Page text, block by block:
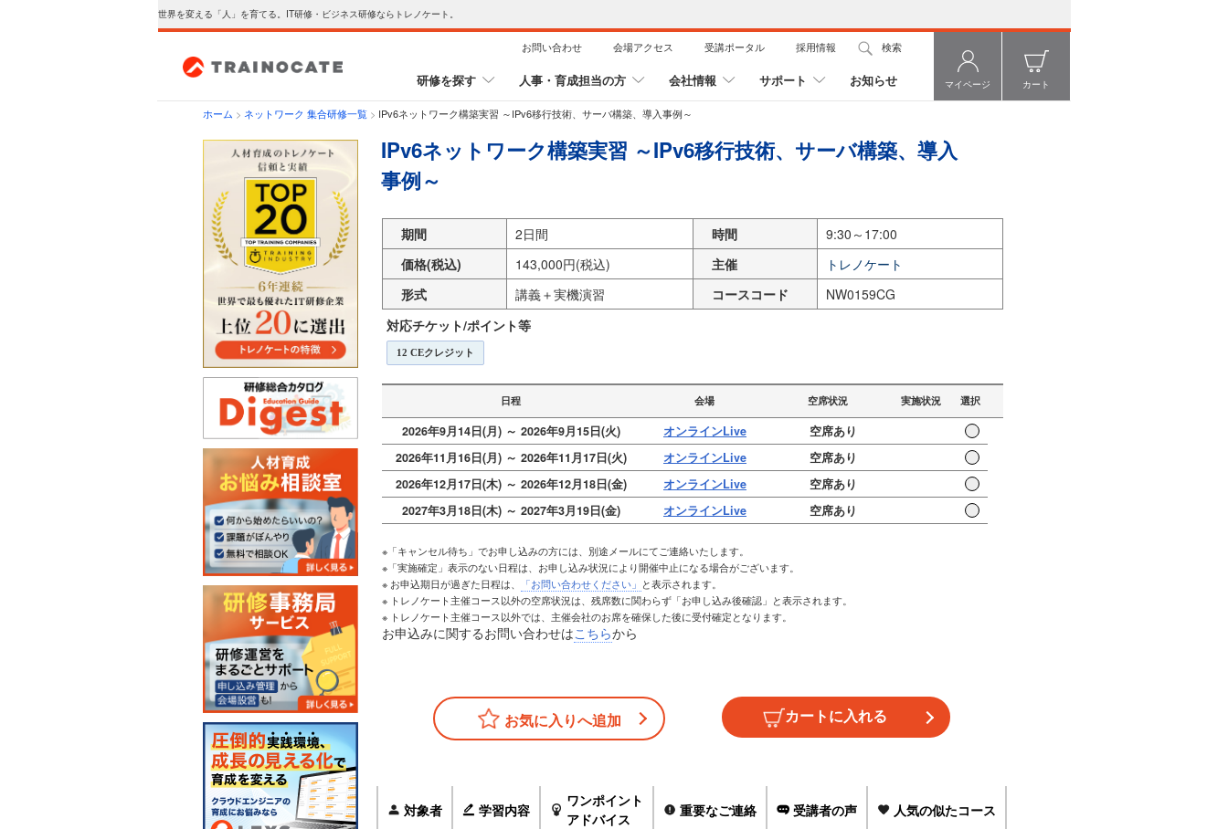
世界を変える「人」を育てる。IT研修・ビジネス研修ならトレノケート。
お問い合わせ 会場アクセス 受講ポータル 採用情報 検索
研修を探す 人事・育成担当の方 会社情報 サポート お知らせ マイページ カート
ホーム > ネットワーク 集合研修一覧 > IPv6ネットワーク構築実習 ～IPv6移行技術、サーバ構築、導入事例～
IPv6ネットワーク構築実習 ～IPv6移行技術、サーバ構築、導入
事例～
期間 2日間 時間
9:30～17:00
価格(税込)
143,000円(税込) 主催
トレノケート
形式
講義＋実機演習 コースコード
NW0159CG
対応チケット/ポイント等
12 CEクレジット
日程 会場 空席状況 実施状況 選択
2026年9月14日(月) ～ 2026年9月15日(火) オンラインLive
空席あり
2026年11月16日(月) ～ 2026年11月17日(火)
オンラインLive
空席あり
2026年12月17日(木) ～ 2026年12月18日(金)
オンラインLive
空席あり
2027年3月18日(木) ～ 2027年3月19日(金)
オンラインLive 空席あり
※「キャンセル待ち」でお申し込みの方には、別途メールにてご連絡いたします。
※「実施確定」表示のない日程は、お申し込み状況により開催中止になる場合がございます。
※ お申込期日が過ぎた日程は、
「お問い合わせください」 と表示されます。
※ トレノケート主催コース以外の空席状況は、残席数に関わらず「お申し込み後確認」と表示されます。
※ トレノケート主催コース以外では、主催会社のお席を確保した後に受付確定となります。
お申込みに関するお問い合わせはこちらから
お気に入りへ追加
対象者 学習内容
ワンポイント
アドバイス
重要なご連絡 受講者の声 人気の似たコース